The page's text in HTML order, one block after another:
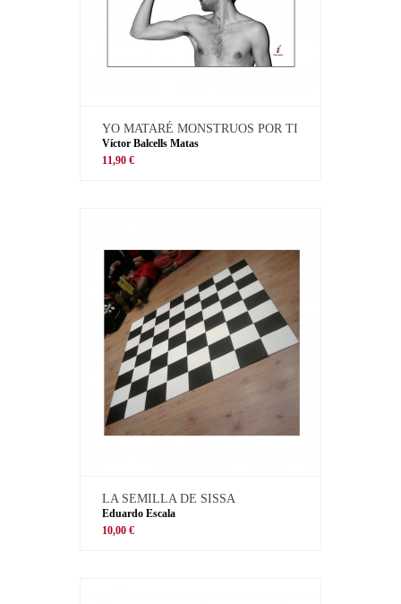
YO MATARÉ MONSTRUOS POR TI
Víctor Balcells Matas
11,90 €
LA SEMILLA DE SISSA
Eduardo Escala
10,00 €